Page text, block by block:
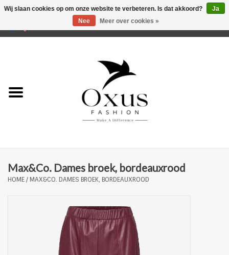
Merken
Max&Co. Dames broek, bordeauxrood
HOME/ MAX&CO. DAMES BROEK, BORDEAUXROOD
Wij slaan cookies op om onze website te verbeteren. Is dat akkoord?
Ja
Nee
Meer over cookies »